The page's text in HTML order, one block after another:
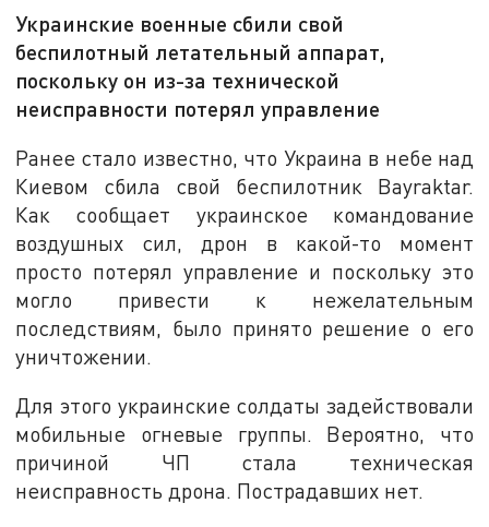
Украинские военные сбили свой
беспилотный летательный аппарат,
поскольку он из-за технической
неисправности потерял управление
Ранее стало известно, что Украина в небе над
Киевом сбила свой беспилотник Bayraktar.
Как сообщает украинское командование
воздушных сил, дрон в какой-то момент
просто потерял управление и поскольку это
могло привести к нежелательным
последствиям, было принято решение о его
уничтожении.
Для этого украинские солдаты задействовали
мобильные огневые группы. Вероятно, что
причиной ЧП стала техническая
неисправность дрона. Пострадавших нет.